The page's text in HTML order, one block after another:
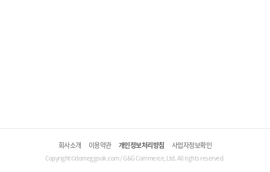
회사소개 이용약관 개인정보처리방침 사업자정보확인
Copyright©domeggook.com / G&G Commerce, Ltd. All rights reserved.